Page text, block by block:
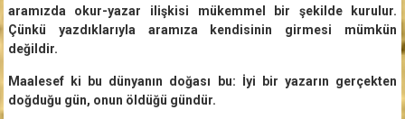
aramızda okur-yazar ilişkisi mükemmel bir şekilde kurulur.
Çünkü yazdıklarıyla aramıza kendisinin girmesi mümkün
değildir.
Maalesef ki bu dünyanın doğası bu: İyi bir yazarın gerçekten
doğduğu gün, onun öldüğü gündür.